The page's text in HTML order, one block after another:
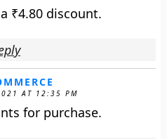
₹4.80 discount.
AT 12:35 PM
for purchase.